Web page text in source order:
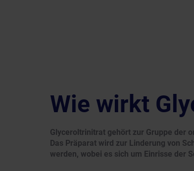
Wie wirkt
Glyceroltrinitrat gehört zur Gruppe der
Das Präparat wird zur Linderung von
werden, wobei es sich um Einrisse der